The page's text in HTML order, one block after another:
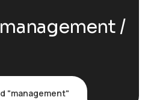
management
"management"